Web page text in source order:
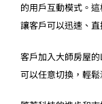
的用戶互動模式。
讓客戶可以迅速、
客戶加入大師房屋
可以任意切換，輕